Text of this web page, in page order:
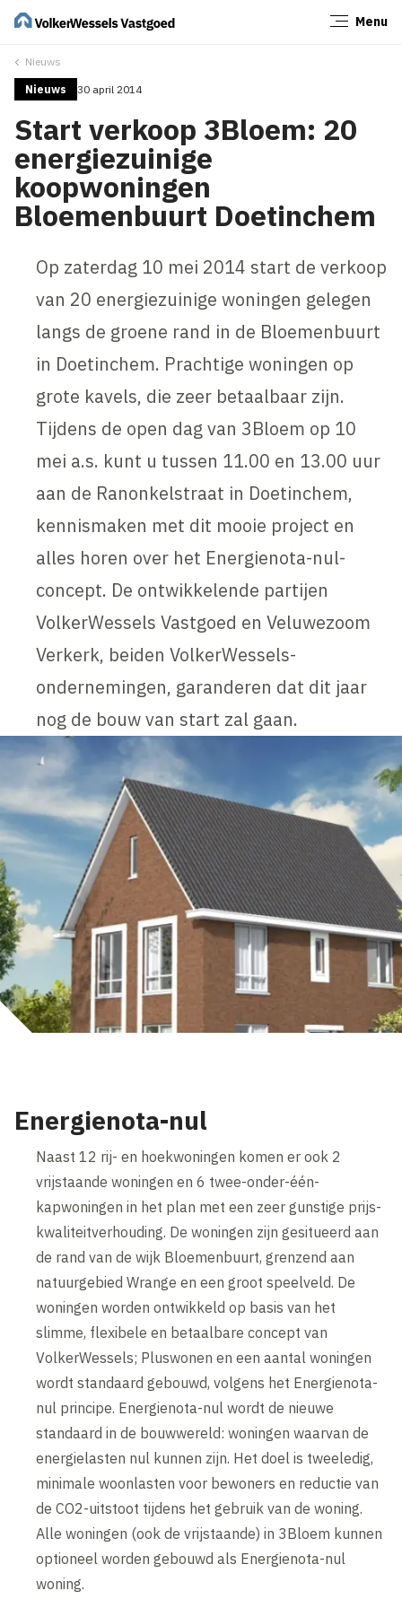
Menu
Nieuws
Nieuws 30 april 2014
Start verkoop 3Bloem: 20
energiezuinige
koopwoningen
Bloemenbuurt Doetinchem
Op zaterdag 10 mei 2014 start de verkoop
van 20 energiezuinige woningen gelegen
langs de groene rand in de Bloemenbuurt
in Doetinchem. Prachtige woningen op
grote kavels, die zeer betaalbaar zijn.
Tijdens de open dag van 3Bloem op 10
mei a.s. kunt u tussen 11.00 en 13.00 uur
aan de Ranonkelstraat in Doetinchem,
kennismaken met dit mooie project en
alles horen over het Energienota-nul-
concept. De ontwikkelende partijen
VolkerWessels Vastgoed en Veluwezoom
Verkerk, beiden VolkerWessels-
ondernemingen, garanderen dat dit jaar
nog de bouw van start zal gaan.
Energienota-nul
Naast 12 rij- en hoekwoningen komen er ook 2
vrijstaande woningen en 6 twee-onder-één-
kapwoningen in het plan met een zeer gunstige prijs-
kwaliteitverhouding. De woningen zijn gesitueerd aan
de rand van de wijk Bloemenbuurt, grenzend aan
natuurgebied Wrange en een groot speelveld. De
woningen worden ontwikkeld op basis van het
slimme, flexibele en betaalbare concept van
VolkerWessels; Pluswonen en een aantal woningen
wordt standaard gebouwd, volgens het Energienota-
nul principe. Energienota-nul wordt de nieuwe
standaard in de bouwwereld: woningen waarvan de
energielasten nul kunnen zijn. Het doel is tweeledig,
minimale woonlasten voor bewoners en reductie van
de CO2-uitstoot tijdens het gebruik van de woning.
Alle woningen (ook de vrijstaande) in 3Bloem kunnen
optioneel worden gebouwd als Energienota-nul
woning.
Sluiten